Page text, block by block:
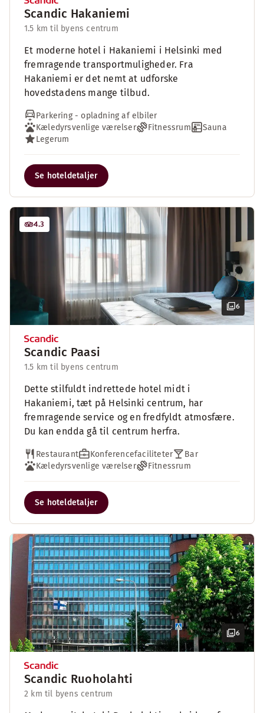
Scandic Hakaniemi
1.5 km til byens centrum
Et moderne hotel i Hakaniemi i Helsinki med
fremragende transportmuligheder. Fra
Hakaniemi er det nemt at udforske
hovedstadens mange tilbud.
Parkering - opladning af elbiler
Kæledyrsvenlige værelser
Fitnessrum
Sauna
Legerum
Se hoteldetaljer
6
4.3
Scandic Paasi
1.5 km til byens centrum
Dette stilfuldt indrettede hotel midt i
Hakaniemi, tæt på Helsinki centrum, har
fremragende service og en fredfyldt atmosfære.
Du kan endda gå til centrum herfra.
Restaurant Konferencefaciliteter
Bar
Kæledyrsvenlige værelser
Fitnessrum
Se hoteldetaljer
6
Scandic Ruoholahti
2 km til byens centrum